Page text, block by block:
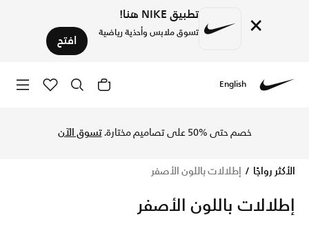
× تطبيق NIKE هنا!
تسوق ملابس وأحذية رياضية افتح
English
خصم حتى %50 على تصاميم مختارة. تسوق الآن
الأكثر رواجًا إطلالات باللون الأصفر
إطلالات باللون الأصفر